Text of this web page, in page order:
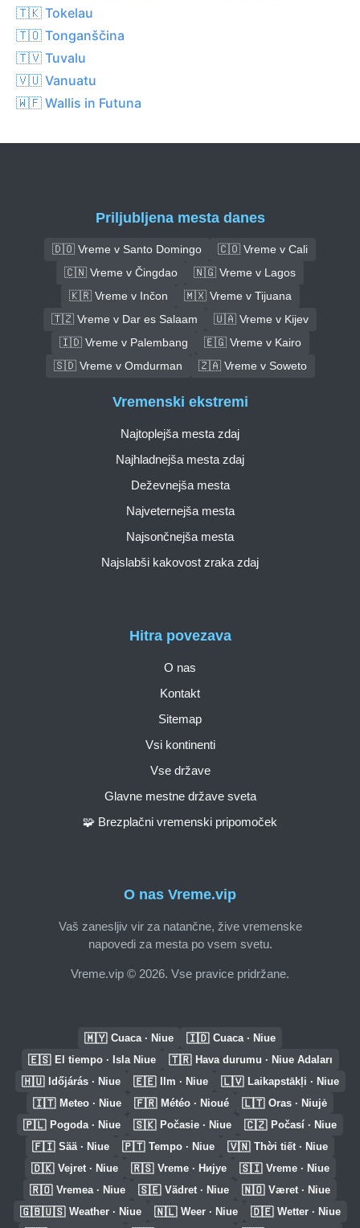
🇹🇰 Tokelau
🇹🇴 Tonganščina
🇹🇻 Tuvalu
🇻🇺 Vanuatu
🇼🇫 Wallis in Futuna
Priljubljena mesta danes
🇩🇴 Vreme v Santo Domingo
🇨🇴 Vreme v Cali
🇨🇳 Vreme v Čingdao
🇳🇬 Vreme v Lagos
🇰🇷 Vreme v Inčon
🇲🇽 Vreme v Tijuana
🇹🇿 Vreme v Dar es Salaam
🇺🇦 Vreme v Kijev
🇮🇩 Vreme v Palembang
🇪🇬 Vreme v Kairo
🇸🇩 Vreme v Omdurman
🇿🇦 Vreme v Soweto
O nas Vreme.vip
Vaš zanesljiv vir za natančne, žive vremenske
napovedi za mesta po vsem svetu.
Vreme.vip © 2026. Vse pravice pridržane.
Hitra povezava
O nas
Kontakt
Sitemap
Vsi kontinenti
Vse države
Glavne mestne države sveta
🧩 Brezplačni vremenski pripomoček
Vremenski ekstremi
Najtoplejša mesta zdaj
Najhladnejša mesta zdaj
Deževnejša mesta
Najveternejša mesta
Najsončnejša mesta
Najslabši kakovost zraka zdaj
🇲🇾 Cuaca · Niue 🇮🇩 Cuaca · Niue
🇪🇸 El tiempo · Isla Niue 🇹🇷 Hava durumu · Niue Adaları
🇭🇺 Időjárás · Niue 🇪🇪 Ilm · Niue 🇱🇻 Laikapstākļi · Niue
🇮🇹 Meteo · Niue 🇫🇷 Météo · Nioué 🇱🇹 Oras · Niujė
🇵🇱 Pogoda · Niue 🇸🇰 Počasie · Niue 🇨🇿 Počasí · Niue
🇫🇮 Sää · Niue 🇵🇹 Tempo · Niue 🇻🇳 Thời tiết · Niue
🇩🇰 Vejret · Niue 🇷🇸 Vreme · Нијуе 🇸🇮 Vreme · Niue
🇷🇴 Vremea · Niue 🇸🇪 Vädret · Niue 🇳🇴 Været · Niue
🇬🇧🇺🇸 Weather · Niue 🇳🇱 Weer · Niue 🇩🇪 Wetter · Niue